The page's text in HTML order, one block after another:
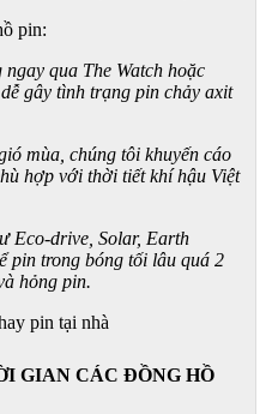
pin:
qua The Watch hoặc
gây tình trạng pin chảy axit
mùa, chúng tôi khuyến cáo
hợp với thời tiết khí hậu Việt
Eco-drive, Solar, Earth
pin trong bóng tối lâu quá 2
hỏng pin.
GIAN CÁC ĐỒNG HỒ